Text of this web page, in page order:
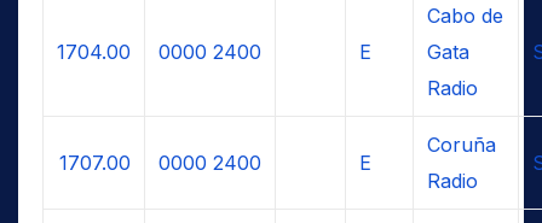
1704.00 0000 2400 E
Cabo de
Gata
Radio
1707.00 0000 2400 E
Coruña
Radio